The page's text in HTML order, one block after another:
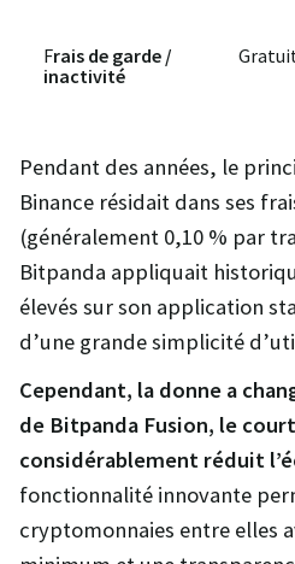
Frais de garde /
inactivité
Pendant des années, le
Binance résidait dans ses
(généralement 0,10 % par
Bitpanda appliquait
élevés sur son application
d’une grande simplicité
Cependant, la donne a
de Bitpanda Fusion, le
considérablement réduit
fonctionnalité innovante
cryptomonnaies entre elles